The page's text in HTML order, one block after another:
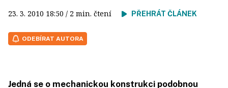
23. 3. 2010 18:50 / 2 min. čtení PŘEHRÁT ČLÁNEK
ODEBÍRAT AUTORA
Jedná se o mechanickou konstrukci podobnou